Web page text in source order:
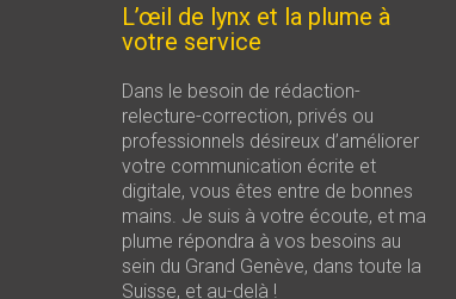
L’œil de lynx et la plume à
votre service
Dans le besoin de rédaction-
relecture-correction, privés ou
professionnels désireux d’améliorer
votre communication écrite et
digitale, vous êtes entre de bonnes
mains. Je suis à votre écoute, et ma
plume répondra à vos besoins au
sein du Grand Genève, dans toute la
Suisse, et au-delà !